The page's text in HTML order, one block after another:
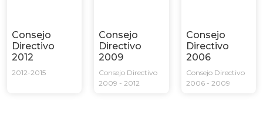
Consejo
Directivo
2012
2012-2015
Consejo
Directivo
2009
Consejo Directivo
2009 - 2012
Consejo
Directivo
2006
Consejo Directivo
2006 - 2009